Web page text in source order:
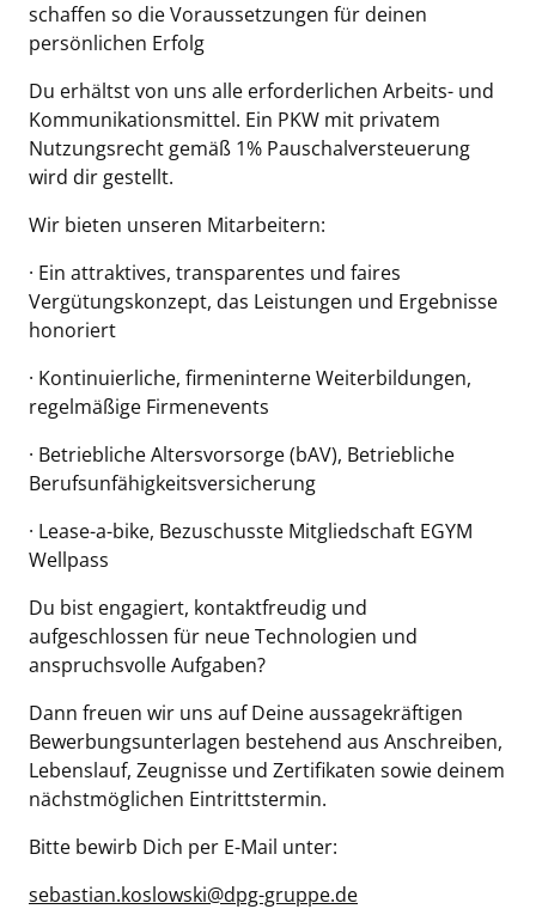
schaffen so die Voraussetzungen für deinen
persönlichen Erfolg
Du erhältst von uns alle erforderlichen Arbeits- und
Kommunikationsmittel. Ein PKW mit privatem
Nutzungsrecht gemäß 1% Pauschalversteuerung
wird dir gestellt.
Wir bieten unseren Mitarbeitern:
· Ein attraktives, transparentes und faires
Vergütungskonzept, das Leistungen und Ergebnisse
honoriert
· Kontinuierliche, firmeninterne Weiterbildungen,
regelmäßige Firmenevents
· Betriebliche Altersvorsorge (bAV), Betriebliche
Berufsunfähigkeitsversicherung
· Lease-a-bike, Bezuschusste Mitgliedschaft EGYM
Wellpass
Du bist engagiert, kontaktfreudig und
aufgeschlossen für neue Technologien und
anspruchsvolle Aufgaben?
Dann freuen wir uns auf Deine aussagekräftigen
Bewerbungsunterlagen bestehend aus Anschreiben,
Lebenslauf, Zeugnisse und Zertifikaten sowie deinem
nächstmöglichen Eintrittstermin.
Bitte bewirb Dich per E-Mail unter:
sebastian.koslowski@dpg-gruppe.de